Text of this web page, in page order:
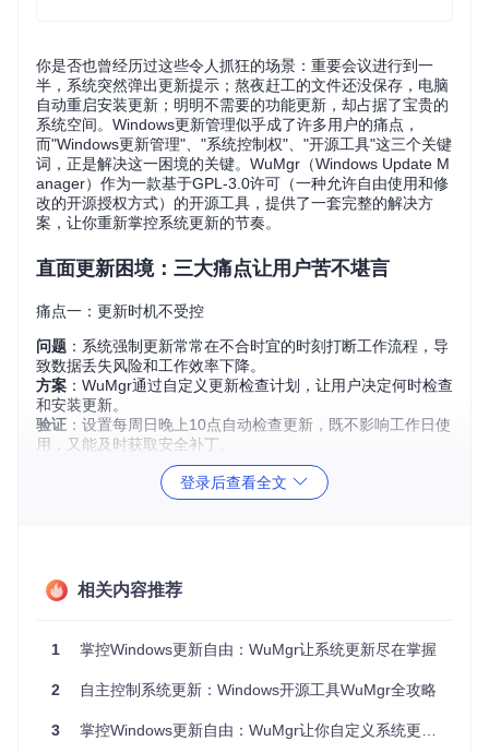
你是否也曾经历过这些令人抓狂的场景：重要会议进行到一
半，系统突然弹出更新提示；熬夜赶工的文件还没保存，电脑
自动重启安装更新；明明不需要的功能更新，却占据了宝贵的
系统空间。Windows更新管理似乎成了许多用户的痛点，
而"Windows更新管理"、"系统控制权"、"开源工具"这三个关键
词，正是解决这一困境的关键。WuMgr（Windows Update M
anager）作为一款基于GPL-3.0许可（一种允许自由使用和修
改的开源授权方式）的开源工具，提供了一套完整的解决方
案，让你重新掌控系统更新的节奏。
直面更新困境：三大痛点让用户苦不堪言
痛点一：更新时机不受控
问题 ：系统强制更新常常在不合时宜的时刻打断工作流程，导
致数据丢失风险和工作效率下降。
方案 ：WuMgr通过自定义更新检查计划，让用户决定何时检查
和安装更新。
验证 ：设置每周日晚上10点自动检查更新，既不影响工作日使
用，又能及时获取安全补丁。
痛点二：更新内容无法筛选
验证：成功屏蔽了近6个月内的所有功能更新，只保留安全补
痛点三：更新过程缺乏反馈
问题
：系统更新进度不透明，用户无法判断更新是否卡住或需
方案
：WuMgr实时显示更新下载进度、安装状态和剩余时间。
：在最近一次更新中，准确预估了37分钟的安装时间，误
登录后查看全文
相关内容推荐
1 掌控Windows更新自由：WuMgr让系统更新尽在掌握
2 自主控制系统更新：Windows开源工具WuMgr全攻略
3 掌控Windows更新自由：WuMgr让你自定义系统更新节奏